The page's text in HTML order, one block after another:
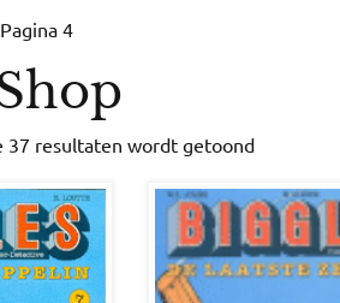
4
37 resultaten wordt getoondGesorteerd
nieuwste